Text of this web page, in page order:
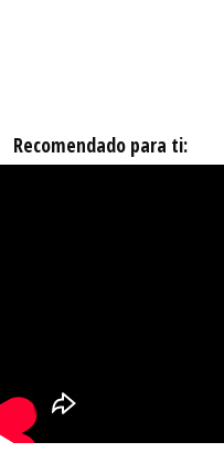
Recomendado para ti: